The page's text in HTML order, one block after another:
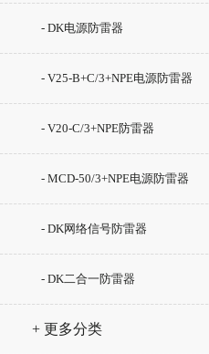
- DK电源防雷器
- V25-B+C/3+NPE电源防雷器
- V20-C/3+NPE防雷器
- MCD-50/3+NPE电源防雷器
- DK网络信号防雷器
- DK二合一防雷器
+ 更多分类